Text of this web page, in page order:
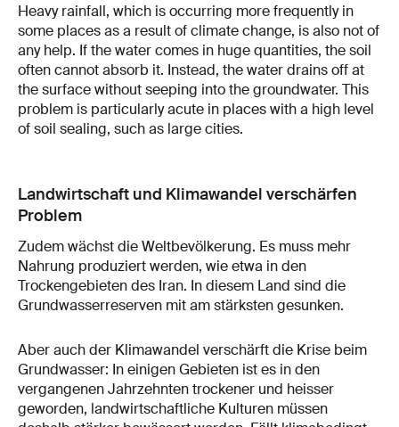
Heavy rainfall, which is occurring more frequently in
some places as a result of climate change, is also not of
any help. If the water comes in huge quantities, the soil
often cannot absorb it. Instead, the water drains off at
the surface without seeping into the groundwater. This
problem is particularly acute in places with a high level
of soil sealing, such as large cities.
Landwirtschaft und Klimawandel verschärfen
Problem
Zudem wächst die Weltbevölkerung. Es muss mehr
Nahrung produziert werden, wie etwa in den
Trockengebieten des Iran. In diesem Land sind die
Grundwasserreserven mit am stärksten gesunken.
Aber auch der Klimawandel verschärft die Krise beim
Grundwasser: In einigen Gebieten ist es in den
vergangenen Jahrzehnten trockener und heisser
geworden, landwirtschaftliche Kulturen müssen